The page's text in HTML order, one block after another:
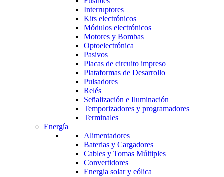
Interruptores
Kits electrónicos
Módulos electrónicos
Motores y Bombas
Optoelectrónica
Pasivos
Placas de circuito impreso
Plataformas de Desarrollo
Pulsadores
Relés
Señalización e Iluminación
Temporizadores y programadores
Terminales
Energía
Alimentadores
Baterias y Cargadores
Cables y Tomas Múltiples
Convertidores
Energia solar y eólica